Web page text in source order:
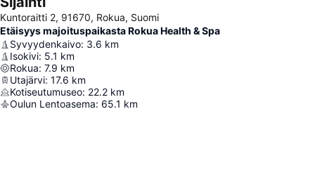
Kuntoraitti 2, 91670, Rokua, Suomi
Etäisyys majoituspaikasta Rokua Health & Spa
Syvyydenkaivo: 3.6 km
Isokivi: 5.1 km
Rokua: 7.9 km
Utajärvi: 17.6 km
Kotiseutumuseo: 22.2 km
Oulun Lentoasema: 65.1 km